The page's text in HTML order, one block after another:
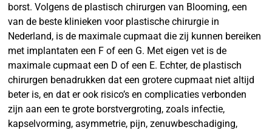
borst. Volgens de plastisch chirurgen van Blooming, een
van de beste klinieken voor plastische chirurgie in
Nederland, is de maximale cupmaat die zij kunnen bereiken
met implantaten een F of een G. Met eigen vet is de
maximale cupmaat een D of een E. Echter, de plastisch
chirurgen benadrukken dat een grotere cupmaat niet altijd
beter is, en dat er ook risico’s en complicaties verbonden
zijn aan een te grote borstvergroting, zoals infectie,
kapselvorming, asymmetrie, pijn, zenuwbeschadiging,